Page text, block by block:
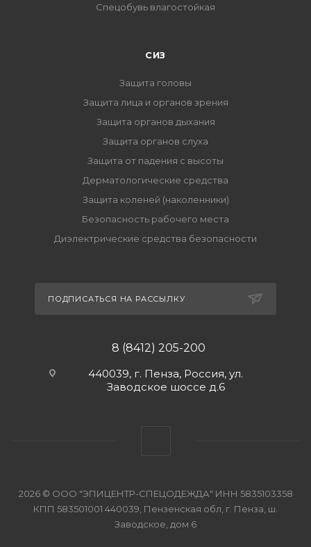
Спецобувь влагостойкая
СИЗ
Защита головы
Защита лица и органов зрения
Защита органов дыхания
Защита органов слуха
Защита от падения с высоты
Дерматологические средства
Защита коленей (наколенники)
Безопасность рабочего места
Диэлектрические средства безопасности
ПОДПИСАТЬСЯ НА РАССЫЛКУ
8 (8412) 205-200
440039, г. Пенза, Россия, ул.
Заводское шоссе д.6
2026 © ООО "ЭПИЦЕНТР-СПЕЦОДЕЖДА" ИНН 5835103358
КПП 583501001 440039, Пензенская обл, г. Пенза, ш.
Заводское, дом 6